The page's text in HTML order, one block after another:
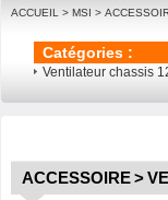
ACCUEIL > MSI >
Catégories :
Ventilateur chassis
ACCESSOIRE>